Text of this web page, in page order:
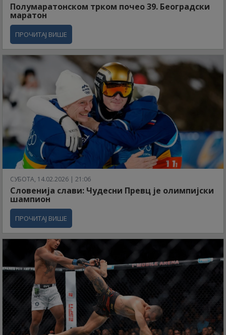
Полумаратонском трком почео 39. Београдски
маратон
ПРОЧИТАЈ ВИШЕ
СУБОТА, 14.02.2026 | 21:06
Словенија слави: Чудесни Превц је олимпијски
шампион
ПРОЧИТАЈ ВИШЕ